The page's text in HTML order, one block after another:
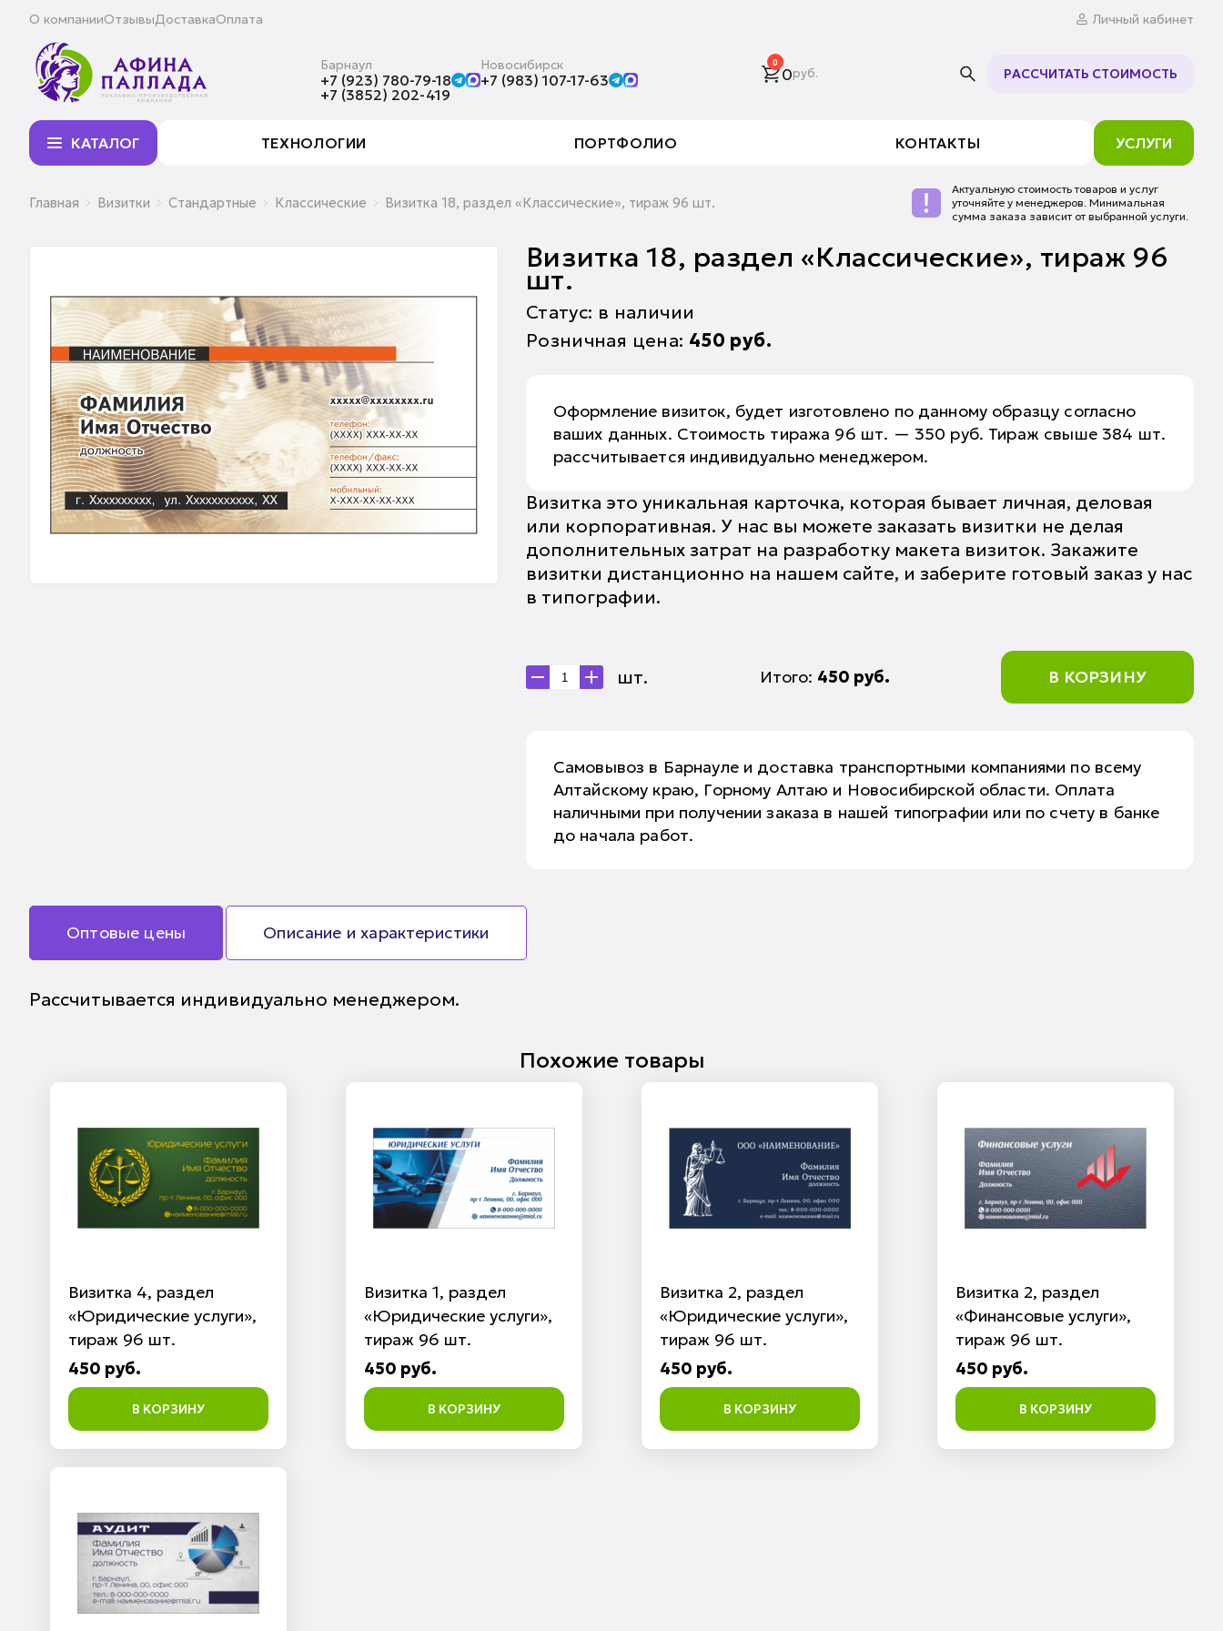
О компанииОтзывыДоставкаОплата Личный кабинет
Барнаул
+7 (923) 780-79-18
+7 (3852) 202-419
Новосибирск
+7 (983) 107-17-63
0
0руб. РАССЧИТАТЬ СТОИМОСТЬ
КАТАЛОГ ТЕХНОЛОГИИ ПОРТФОЛИО КОНТАКТЫ УСЛУГИ
Главная Визитки Стандартные Классические Визитка 18, раздел «Классические», тираж 96 шт.
Актуальную стоимость товаров и услуг
уточняйте у менеджеров. Минимальная
сумма заказа зависит от выбранной услуги.
Визитка 18, раздел «Классические», тираж 96
шт.
Статус: в наличии
Розничная цена: 450 руб.
Оформление визиток, будет изготовлено по данному образцу согласно
ваших данных. Стоимость тиража 96 шт. — 350 руб. Тираж свыше 384 шт.
рассчитывается индивидуально менеджером.
Визитка это уникальная карточка, которая бывает личная, деловая
или корпоративная. У нас вы можете заказать визитки не делая
дополнительных затрат на разработку макета визиток. Закажите
визитки дистанционно на нашем сайте, и заберите готовый заказ у нас
в типографии.
шт. Итого: 450 руб. В КОРЗИНУ
Самовывоз в Барнауле и доставка транспортными компаниями по всему
Алтайскому краю, Горному Алтаю и Новосибирской области. Оплата
наличными при получении заказа в нашей типографии или по счету в банке
до начала работ.
Оптовые цены Описание и характеристики
Рассчитывается индивидуально менеджером.
Похожие товары
Визитка 4, раздел
«Юридические услуги»,
тираж 96 шт.
450 руб.
В КОРЗИНУ
Визитка 1, раздел
«Юридические услуги»,
тираж 96 шт.
450 руб.
В КОРЗИНУ
Визитка 2, раздел
«Юридические услуги»,
тираж 96 шт.
450 руб.
В КОРЗИНУ
Визитка 2, раздел
«Финансовые услуги»,
тираж 96 шт.
450 руб.
В КОРЗИНУ